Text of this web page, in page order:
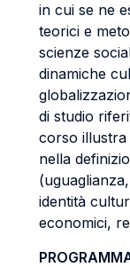
in cui se ne
teorici e
scienze
dinamiche
di studio
corso illustra
nella
identità
economici,